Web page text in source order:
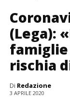
(Lega):
rischia
Di Redazione
3 APRILE 2020